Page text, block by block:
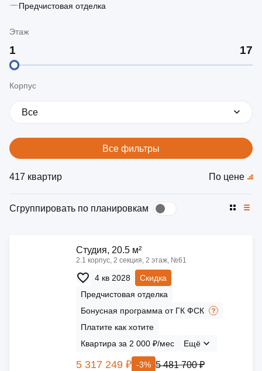
Предчистовая отделка
Этаж
Корпус
Все
Все фильтры
417 квартир
Сгруппировать по планировкам
По цене
Cтудия, 20.5 м²
2.1 корпус, 2 секция, 2 этаж, №61
4 кв 2028
Скидка
Предчистовая отделка
Бонусная программа от ГК ФСК
Платите как хотите
Квартира за 2 000 ₽/мес
Ещё
5 317 249 ₽ -3% 5 481 700 ₽